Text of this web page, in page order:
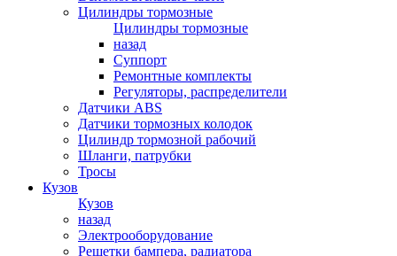
Цилиндры тормозные
Цилиндры тормозные
назад
Суппорт
Ремонтные комплекты
Регуляторы, распределители
Датчики ABS
Датчики тормозных колодок
Цилиндр тормозной рабочий
Шланги, патрубки
Тросы
Кузов
Кузов
назад
Электрооборудование
Решетки бампера, радиатора